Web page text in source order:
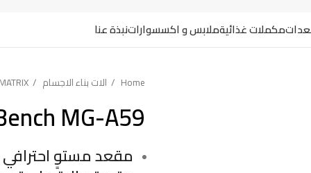
مكملات غذائيةملابس و اكسسواراتنبذة عنا
Home الات بناء الاجسام
MG-A59